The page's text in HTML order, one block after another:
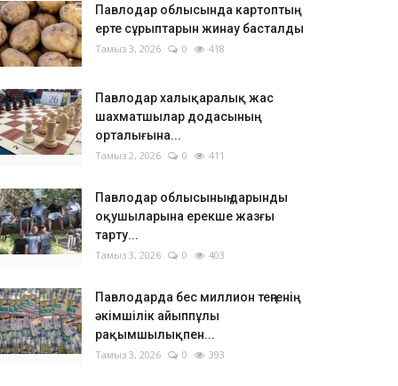
Павлодар облысында картоптың
ерте сұрыптарын жинау басталды
Тамыз 3, 2026 0 418
Павлодар халықаралық жас
шахматшылар додасының
орталығына...
Тамыз 2, 2026 0 411
Павлодар облысының дарынды
оқушыларына ерекше жазғы
тарту...
Тамыз 3, 2026 0 403
Павлодарда бес миллион теңгенің
әкімшілік айыппұлы
рақымшылықпен...
Тамыз 3, 2026 0 393